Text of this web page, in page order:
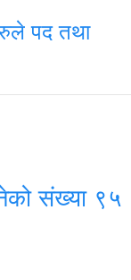
पद तथा
संख्या ९५